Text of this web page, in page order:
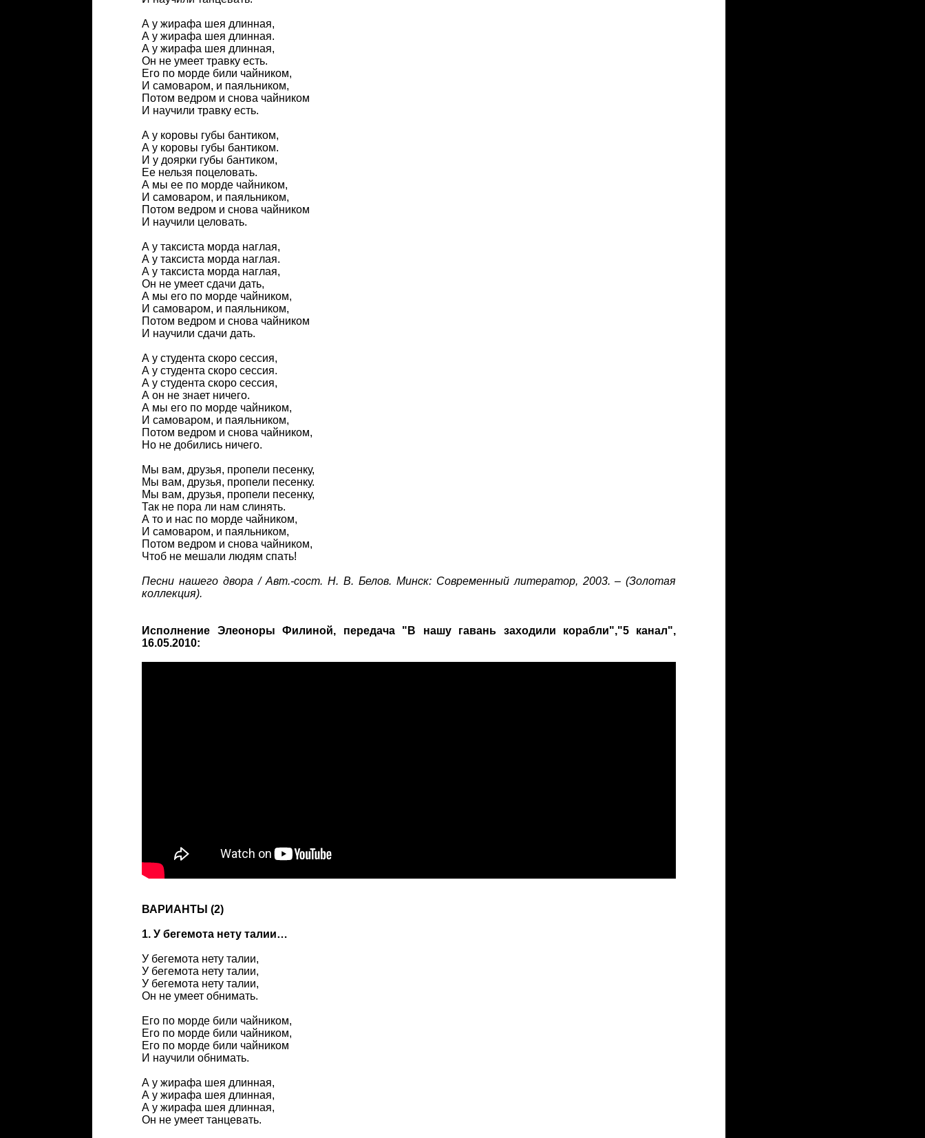
А у жирафа шея длинная,
А у жирафа шея длинная.
А у жирафа шея длинная,
Он не умеет травку есть.
Его по морде били чайником,
И самоваром, и паяльником,
Потом ведром и снова чайником
И научили травку есть.
А у коровы губы бантиком,
А у коровы губы бантиком.
И у доярки губы бантиком,
Ее нельзя поцеловать.
А мы ее по морде чайником,
И самоваром, и паяльником,
Потом ведром и снова чайником
И научили целовать.
А у таксиста морда наглая,
А у таксиста морда наглая.
А у таксиста морда наглая,
Он не умеет сдачи дать,
А мы его по морде чайником,
И самоваром, и паяльником,
Потом ведром и снова чайником
И научили сдачи дать.
А у студента скоро сессия,
А у студента скоро сессия.
А у студента скоро сессия,
А он не знает ничего.
А мы его по морде чайником,
И самоваром, и паяльником,
Потом ведром и снова чайником,
Но не добились ничего.
Мы вам, друзья, пропели песенку,
Мы вам, друзья, пропели песенку.
Мы вам, друзья, пропели песенку,
Так не пора ли нам слинять.
А то и нас по морде чайником,
И самоваром, и паяльником,
Потом ведром и снова чайником,
Чтоб не мешали людям спать!
Песни нашего двора / Авт.-сост. Н. В. Белов. Минск: Современный литератор, 2003. – (Золотая
коллекция).
Исполнение Элеоноры Филиной, передача "В нашу гавань заходили корабли","5 канал",
16.05.2010:
ВАРИАНТЫ (2)
1. У бегемота нету талии…
У бегемота нету талии,
У бегемота нету талии,
У бегемота нету талии,
Он не умеет обнимать.
Его по морде били чайником,
Его по морде били чайником,
Его по морде били чайником
И научили обнимать.
А у жирафа шея длинная,
А у жирафа шея длинная,
А у жирафа шея длинная,
Он не умеет танцевать.